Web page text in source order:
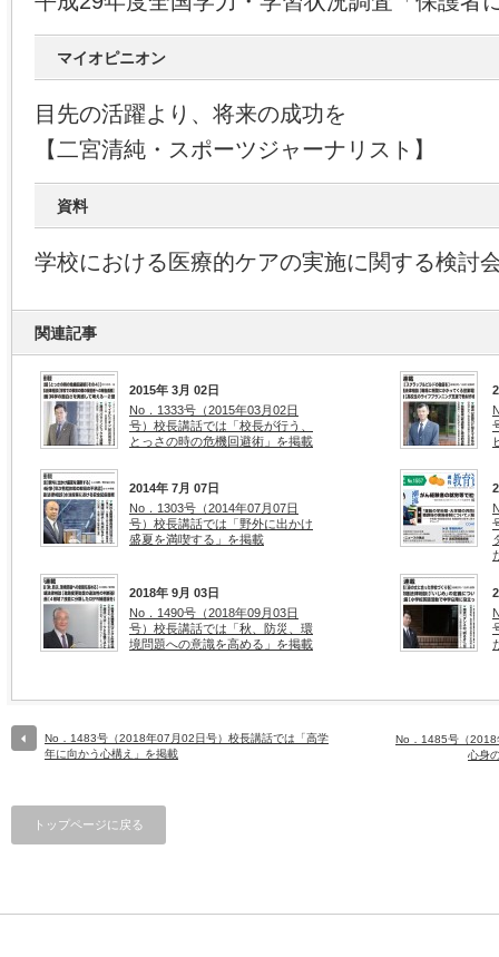
マイオピニオン
目先の活躍より、将来の成功を
【二宮清純・スポーツジャーナリスト】
資料
学校における医療的ケアの実施に関する検討
関連記事
2015年 3月 02日
No．1333号（2015年03月02日
号）校長講話では「校長が行う、
とっさの時の危機回避術」を掲載
2014年 7月 07日
No．1303号（2014年07月07日
号）校長講話では「野外に出かけ
盛夏を満喫する」を掲載
2018年 9月 03日
No．1490号（2018年09月03日
号）校長講話では「秋、防災、環
境問題への意識を高める」を掲載
No．1483号（2018年07月02日号）校長講話では「高学
年に向かう心構え」を掲載
No．1485号（2018
心身
トップページに戻る